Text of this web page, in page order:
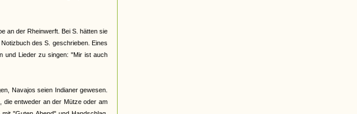
an der Rheinwerft. Bei S. hätten sie
des S. geschrieben. Eines
und Lieder zu singen: "Mir ist auch
Navajos seien Indianer gewesen.
die entweder an der Mütze oder am